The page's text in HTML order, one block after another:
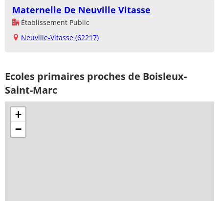
Maternelle De Neuville Vitasse
Établissement Public
Neuville-Vitasse (62217)
Ecoles primaires proches de Boisleux-
Saint-Marc
+
−